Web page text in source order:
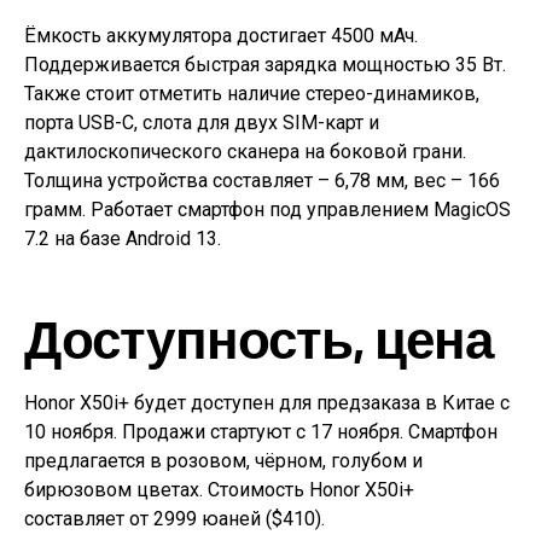
Ёмкость аккумулятора достигает 4500 мАч.
Поддерживается быстрая зарядка мощностью 35 Вт.
Также стоит отметить наличие стерео-динамиков,
порта USB-C, слота для двух SIM-карт и
дактилоскопического сканера на боковой грани.
Толщина устройства составляет – 6,78 мм, вес – 166
грамм. Работает смартфон под управлением MagicOS
7.2 на базе Android 13.
Доступность, цена
Honor X50i+ будет доступен для предзаказа в Китае с
10 ноября. Продажи стартуют с 17 ноября. Смартфон
предлагается в розовом, чёрном, голубом и
бирюзовом цветах. Стоимость Honor X50i+
составляет от 2999 юаней ($410).